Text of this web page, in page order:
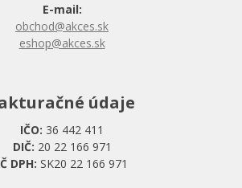
E-mail:
obchod@akces.sk
eshop@akces.sk
údaje
IČO: 36 442 411
DIČ: 20 22 166 971
DPH: SK20 22 166 971